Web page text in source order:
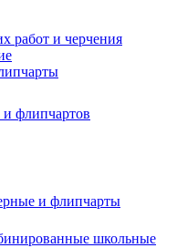
работ и черчения
и флипчартов
и флипчарты
школьные